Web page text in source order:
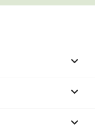


